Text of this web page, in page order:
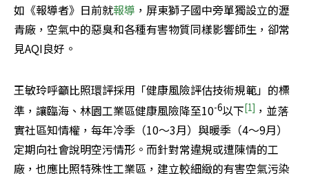
如《報導者》日前就報導 ，屏東獅子國中旁單獨設立的瀝
青廠，空氣中的惡臭和各種有害物質同樣影響師生，卻常
見AQI良好。
王敏玲呼籲比照環評採用「健康風險評估技術規範」的標
準，讓臨海、林園工業區健康風險降至10-6以下[1] ，並落
實社區知情權，每年冷季（10～3月）與暖季（4～9月）
定期向社會說明空污情形。而針對常違規或遭陳情的工
廠，也應比照特殊性工業區，建立較細緻的有害空氣污染